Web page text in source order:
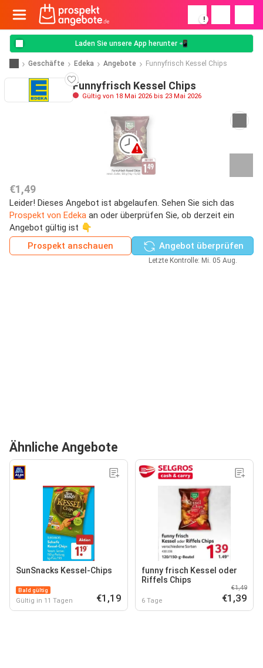
!
Laden Sie unsere App herunter 📲
Geschäfte Edeka Angebote Funnyfrisch Kessel Chips
Funnyfrisch Kessel Chips
Gültig von 18 Mai 2026 bis 23 Mai 2026
€1,49
Leider! Dieses Angebot ist abgelaufen. Sehen Sie sich das
Prospekt von Edeka an oder überprüfen Sie, ob derzeit ein
Angebot gültig ist 👇
Prospekt anschauen
Angebot überprüfen
Letzte Kontrolle: Mi. 05 Aug.
Ähnliche Angebote
SunSnacks Kessel-Chips
Bald gültig
Gültig in 11 Tagen €1,19
funny frisch Kessel oder
Riffels Chips
6 Tage
€1,49
€1,39